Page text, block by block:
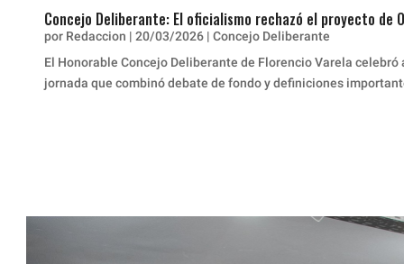
Concejo Deliberante: El oficialismo rechazó el proyecto de
por Redaccion | 20/03/2026 | Concejo Deliberante
El Honorable Concejo Deliberante de Florencio Varela
jornada que combinó debate de fondo y definiciones